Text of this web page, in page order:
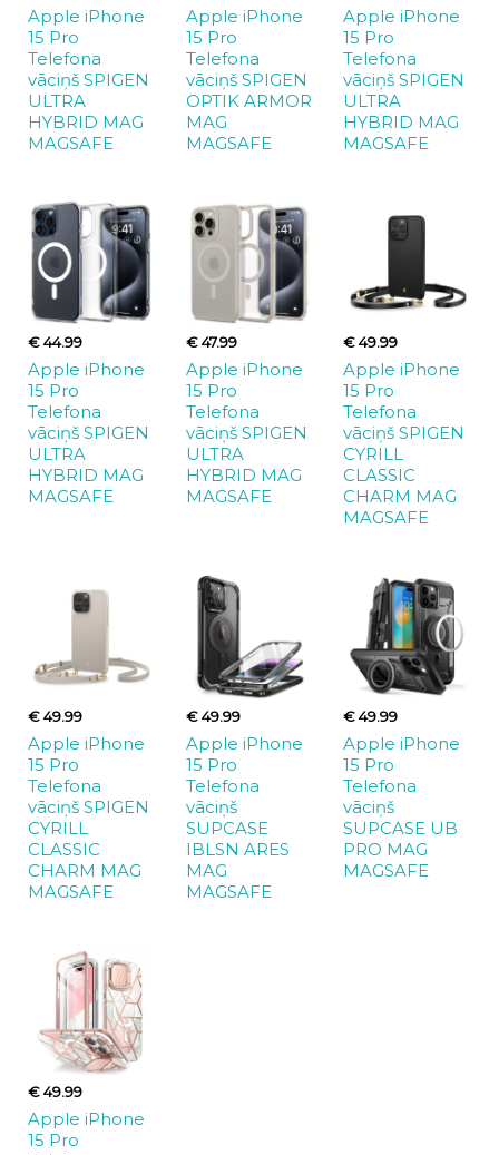
Apple iPhone
15 Pro
Telefona
vāciņš SPIGEN
ULTRA
HYBRID MAG
MAGSAFE
Apple iPhone
15 Pro
Telefona
vāciņš SPIGEN
OPTIK ARMOR
MAG
MAGSAFE
Apple iPhone
15 Pro
Telefona
vāciņš SPIGEN
ULTRA
HYBRID MAG
MAGSAFE
€ 44.99
Apple iPhone
15 Pro
Telefona
vāciņš SPIGEN
ULTRA
HYBRID MAG
MAGSAFE
€ 47.99
Apple iPhone
15 Pro
Telefona
vāciņš SPIGEN
ULTRA
HYBRID MAG
MAGSAFE
€ 49.99
Apple iPhone
15 Pro
Telefona
vāciņš SPIGEN
CYRILL
CLASSIC
CHARM MAG
MAGSAFE
€ 49.99
Apple iPhone
15 Pro
Telefona
vāciņš SPIGEN
CYRILL
CLASSIC
CHARM MAG
MAGSAFE
€ 49.99
Apple iPhone
15 Pro
Telefona
vāciņš
SUPCASE
IBLSN ARES
MAG
MAGSAFE
€ 49.99
Apple iPhone
15 Pro
Telefona
vāciņš
SUPCASE UB
PRO MAG
MAGSAFE
€ 49.99
Apple iPhone
15 Pro